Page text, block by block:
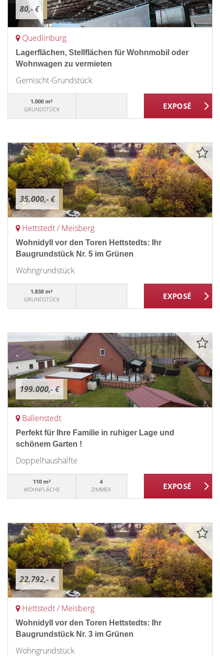
80,- €
Quedlinburg
Lagerflächen, Stellflächen für Wohnmobil oder
Wohnwagen zu vermieten
Gemischt-Grundstück
1.000 m²
GRUNDSTÜCK
35.000,- €
Hettstedt / Meisberg
Wohnidyll vor den Toren Hettstedts: Ihr
Baugrundstück Nr. 5 im Grünen
Wohngrundstück
1.838 m²
GRUNDSTÜCK
199.000,- €
Ballenstedt
Perfekt für Ihre Familie in ruhiger Lage und
schönem Garten !
Doppelhaushälfte
110 m²
WOHNFLÄCHE
4
ZIMMER
22.792,- €
Hettstedt / Meisberg
Wohnidyll vor den Toren Hettstedts: Ihr
Baugrundstück Nr. 3 im Grünen
Wohngrundstück